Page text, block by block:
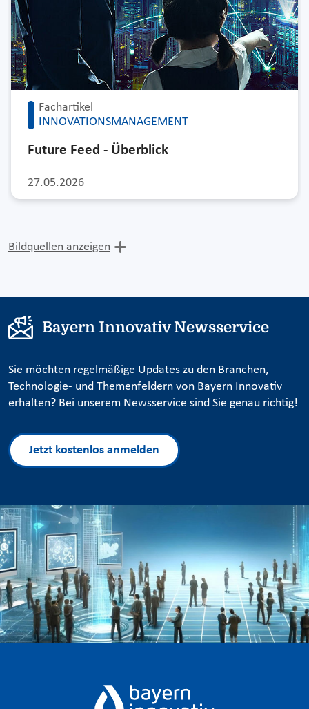
Fachartikel
INNOVATIONSMANAGEMENT
27.05.2026
Future Feed - Überblick
Bildquellen anzeigen
Bayern Innovativ Newsservice
Sie möchten regelmäßige Updates zu den Branchen,
Technologie- und Themenfeldern von Bayern Innovativ
erhalten? Bei unserem Newsservice sind Sie genau richtig!
Jetzt kostenlos anmelden